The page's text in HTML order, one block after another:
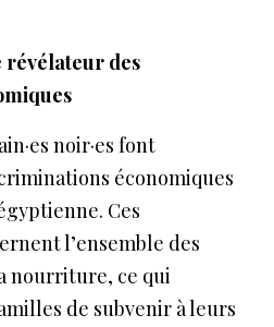
révélateur des
noir·es font
économiques
Ces
l’ensemble des
nourriture, ce qui
de subvenir à leurs